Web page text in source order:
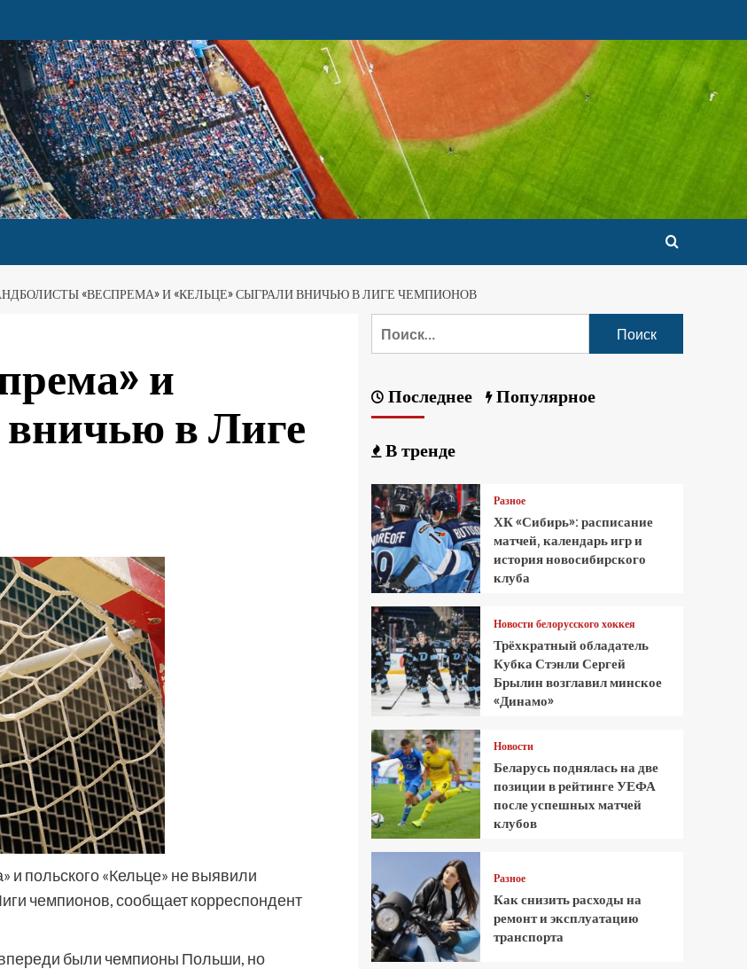
«ВЕСПРЕМА» И «КЕЛЬЦЕ» СЫГРАЛИ ВНИЧЬЮ В ЛИГЕ ЧЕМПИОНОВ
и
в Лиге
и польского «Кельце» не выявили
чемпионов, сообщает корреспондент
были чемпионы Польши, но
Последнее Популярное
В тренде
Разное
ХК «Сибирь»: расписание
матчей, календарь игр и
история новосибирского
клуба
Новости белорусского хоккея
Трёхкратный обладатель
Кубка Стэнли Сергей
Брылин возглавил минское
«Динамо»
Новости
Беларусь поднялась на две
позиции в рейтинге УЕФА
после успешных матчей
клубов
Разное
Как снизить расходы на
ремонт и эксплуатацию
транспорта